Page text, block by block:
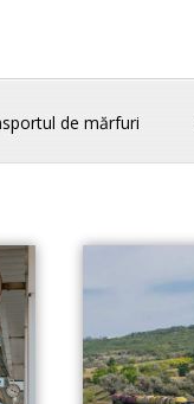
de mărfuri